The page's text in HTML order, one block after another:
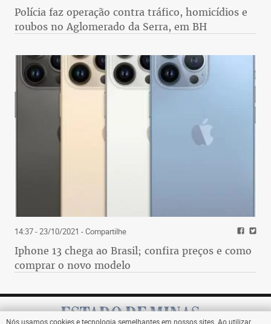
Polícia faz operação contra tráfico, homicídios e
roubos no Aglomerado da Serra, em BH
14:37 - 23/10/2021 - Compartilhe
Iphone 13 chega ao Brasil; confira preços e como
comprar o novo modelo
Nós usamos cookies e tecnologia semelhantes em nossos sites. Ao utilizar